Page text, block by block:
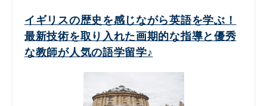
イギリスの歴史を感じながら英語を学ぶ！
最新技術を取り入れた画期的な指導と優秀
な教師が人気の語学留学♪